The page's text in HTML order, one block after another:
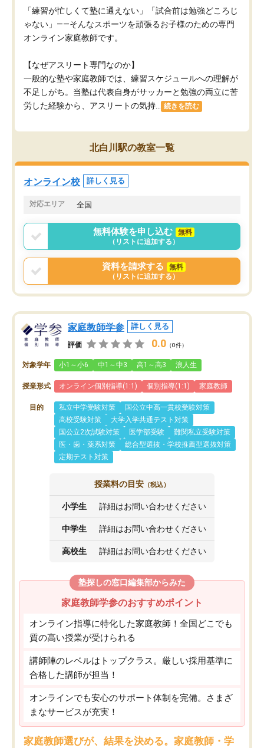
「練習が忙しくて塾に通えない」「試合前は勉強どころじ
ゃない」——そんなスポーツを頑張るお子様のための専門
オンライン家庭教師です。
【なぜアスリート専門なのか】
一般的な塾や家庭教師では、練習スケジュールへの理解が
不足しがち。当塾は代表自身がサッカーと勉強の両立に苦
労した経験から、アスリートの気持...
続きを読む
北白川駅の教室一覧
オンライン校 詳しく見る
対応エリア 全国
無料体験を申し込む
無料
（リストに追加する）
資料を請求する
無料
（リストに追加する）
家庭教師学参 詳しく見る
評価 0.0 （0件）
対象学年 小1～小6 中1～中3 高1～高3 浪人生
授業形式 オンライン個別指導(1:1) 個別指導(1:1) 家庭教師
目的 私立中学受験対策
国公立中高一貫校受験対策
高校受験対策
大学入学共通テスト対策
国公立2次試験対策
医学部受験
難関私立受験対策
医・歯・薬系対策
総合型選抜・学校推薦型選抜対策
定期テスト対策
授業料の目安 （税込）
小学生 詳細はお問い合わせください
中学生 詳細はお問い合わせください
高校生 詳細はお問い合わせください
塾探しの窓口編集部からみた
家庭教師学参のおすすめポイント
オンライン指導に特化した家庭教師！全国どこでも
質の高い授業が受けられる
講師陣のレベルはトップクラス。厳しい採用基準に
合格した講師が担当！
オンラインでも安心のサポート体制を完備。さまざ
まなサービスが充実！
家庭教師選びが、結果を決める。家庭教師・学